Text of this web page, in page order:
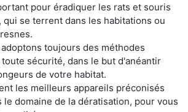
pour éradiquer les rats et souris
se terrent dans les habitations ou
toujours des méthodes
sécurité, dans le but d'anéantir
de votre habitat.
les meilleurs appareils préconisés
le domaine de la dératisation, pour vous